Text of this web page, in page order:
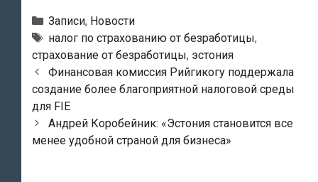
Рубрики
Записи, Новости
Метки
налог по страхованию от безработицы,
страхование от безработицы, эстония
Навигация
по
записям
Финансовая комиссия Рийгикогу поддержала
создание более благоприятной налоговой среды
для FIE
Андрей Коробейник: «Эстония становится все
менее удобной страной для бизнеса»